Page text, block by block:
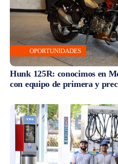
OPORTUNIDADES
Hunk 125R: conocimos en
con equipo de primera y